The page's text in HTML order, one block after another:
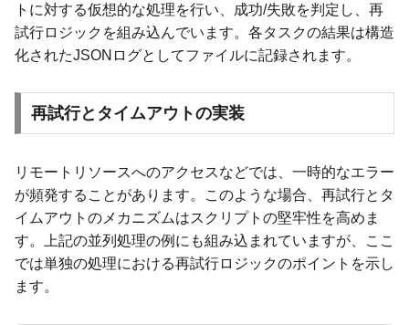
トに対する仮想的な処理を行い、成功/失敗を判定し、再
試行ロジックを組み込んでいます。各タスクの結果は構造
化されたJSONログとしてファイルに記録されます。
再試行とタイムアウトの実装
リモートリソースへのアクセスなどでは、一時的なエラー
が頻発することがあります。このような場合、再試行とタ
イムアウトのメカニズムはスクリプトの堅牢性を高めま
す。上記の並列処理の例にも組み込まれていますが、ここ
では単独の処理における再試行ロジックのポイントを示し
ます。